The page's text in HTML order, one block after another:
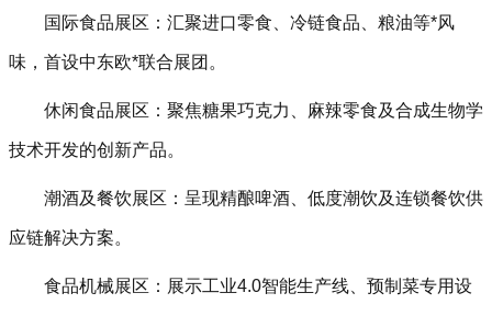
国际食品展区‌：汇聚进口零食、冷链食品、粮油等*风
味，首设中东欧*联合展团。
休闲食品展区‌：聚焦糖果巧克力、麻辣零食及合成生物学
技术开发的创新产品。
潮酒及餐饮展区‌：呈现精酿啤酒、低度潮饮及连锁餐饮供
应链解决方案。
食品机械展区‌：展示工业4.0智能生产线、预制菜专用设